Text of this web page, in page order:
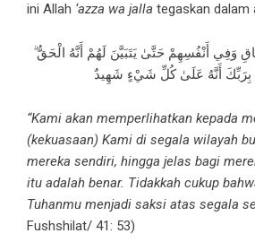
ini Allah ‘azza wa jalla tegaskan dalam
وَفِي أَنْفُسِهِمْ حَتَّىٰ يَتَبَيَّنَ لَهُمْ أَنَّهُ الْحَقُّ
بِرَبِّكَ أَنَّهُ عَلَىٰ كُلِّ شَيْءٍ شَهِيدٌ
“Kami akan memperlihatkan kepada
(kekuasaan) Kami di segala wilayah
mereka sendiri, hingga jelas bagi
itu adalah benar. Tidakkah cukup
Tuhanmu menjadi saksi atas segala
Fushshilat/ 41: 53)